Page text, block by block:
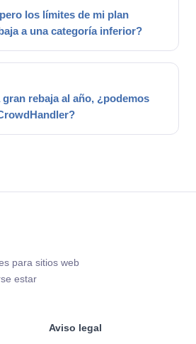
los límites de mi plan
a una categoría inferior?
rebaja al año, ¿podemos
para sitios web
estar
Aviso legal